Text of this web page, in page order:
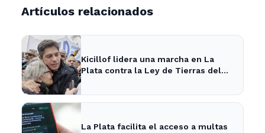
Artículos relacionados
Kicillof lidera una marcha en La
Plata contra la Ley de Tierras del
La Plata facilita el acceso a multas